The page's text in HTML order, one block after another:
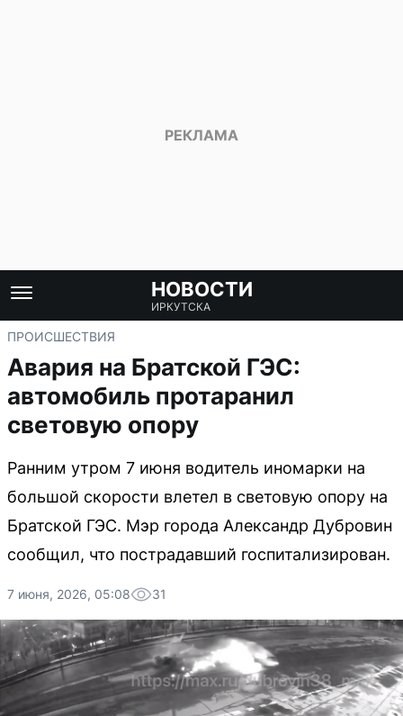
НОВОСТИ
ИРКУТСКА
ПРОИСШЕСТВИЯ
Авария на Братской ГЭС:
автомобиль протаранил
световую опору
Ранним утром 7 июня водитель иномарки на
большой скорости влетел в световую опору на
Братской ГЭС. Мэр города Александр Дубровин
сообщил, что пострадавший госпитализирован.
7 июня, 2026, 05:08 31